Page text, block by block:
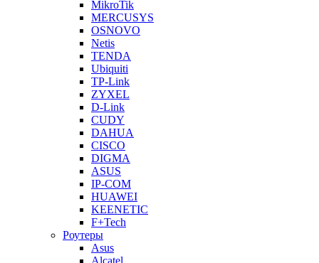
MikroTik
MERCUSYS
OSNOVO
Netis
TENDA
Ubiquiti
TP-Link
ZYXEL
D-Link
CUDY
DAHUA
CISCO
DIGMA
ASUS
IP-COM
HUAWEI
KEENETIC
F+Tech
Роутеры
Asus